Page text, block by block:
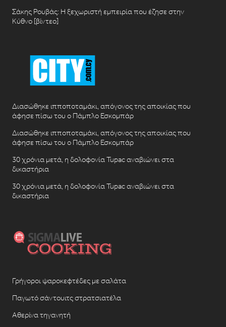
Σάκης Ρουβάς: Η ξεχωριστή εμπειρία που έζησε στην
Κύθνο [βίντεο]
Διασώθηκε ιπποποταμάκι, απόγονος της αποικίας που
άφησε πίσω του ο Πάμπλο Εσκομπάρ
Διασώθηκε ιπποποταμάκι, απόγονος της αποικίας που
άφησε πίσω του ο Πάμπλο Εσκομπάρ
30 χρόνια μετά, η δολοφονία Tupac αναβιώνει στα
δικαστήρια
30 χρόνια μετά, η δολοφονία Tupac αναβιώνει στα
δικαστήρια
Γρήγοροι ψαροκεφτέδες με σαλάτα
Παγωτό σάντουιτς στρατσιατέλα
Αθερίνα τηγανητή